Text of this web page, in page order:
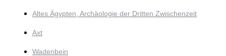
Altes Ägypten, Archäologie der Dritten Zwischenzeit
Axt
Wadenbein